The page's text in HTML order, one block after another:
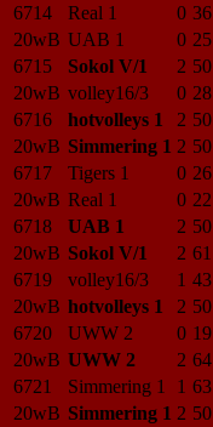
6714
Real 1 0 36
20wB UAB 1 0 25
6715
Sokol V/1 2 50
20wB volley16/3 0 28
6716
hotvolleys 1 2 50
20wB Simmering 1 2 50
6717
Tigers 1 0 26
20wB Real 1 0 22
6718
UAB 1 2 50
20wB Sokol V/1 2 61
6719
volley16/3 1 43
20wB hotvolleys 1 2 50
6720
UWW 2 0 19
20wB UWW 2 2 64
6721
Simmering 1 1 63
20wB Simmering 1 2 50